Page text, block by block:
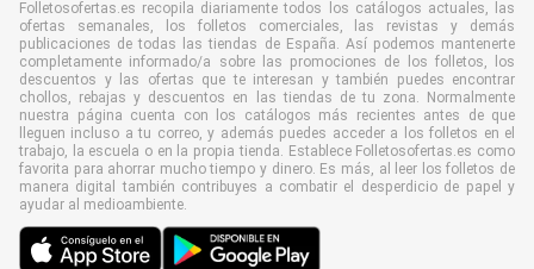
Folletosofertas.es recopila diariamente todos los catálogos actuales, las
ofertas semanales, los folletos comerciales, las revistas y demás
publicaciones de todas las tiendas de España. Así podemos mantenerte
completamente informado/a sobre las promociones de los folletos, los
descuentos y las ofertas que te interesan y también puedes encontrar
chollos, rebajas y descuentos en las tiendas de tu zona. Normalmente
nuestra página cuenta con los catálogos más recientes antes de que
lleguen incluso a tu correo, y además puedes acceder a los folletos en el
trabajo, la escuela o en la propia tienda. Establece Folletosofertas.es como
favorita para ahorrar mucho tiempo y dinero. Es más, al leer los folletos de
manera digital también contribuyes a combatir el desperdicio de papel y
ayudar al medioambiente.